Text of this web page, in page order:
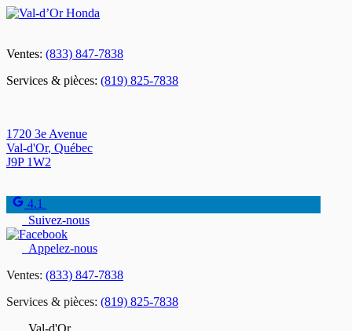
Ventes: (833) 847-7838
Services & pièces: (819) 825-7838
1720 3e Avenue
Val-d'Or, Québec
J9P 1W2
4.1
Suivez-nous
Appelez-nous
Ventes: (833) 847-7838
Services & pièces: (819) 825-7838
Val-d'Or